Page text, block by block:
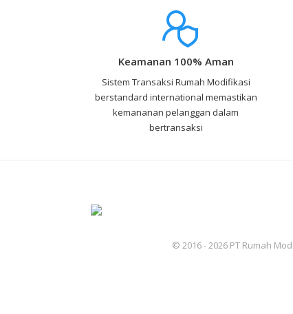
Keamanan 100% Aman
Sistem Transaksi Rumah Modifikasi
berstandard international memastikan
kemananan pelanggan dalam
bertransaksi
© 2016 - 2026 PT Rumah